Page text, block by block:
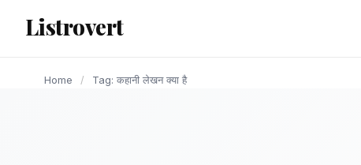
content
Listrovert
Home / Tag: कहानी लेखन क्या है